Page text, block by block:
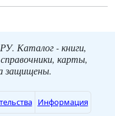
Каталог - книги,
карты,
защищены.
Информация